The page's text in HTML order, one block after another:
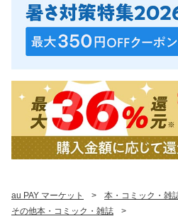
au PAY マーケット > 本・コミック・雑
その他本・コミック・雑誌
>